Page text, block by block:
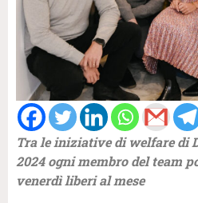
Tra le iniziative di welfare di
2024 ogni membro del team
venerdì liberi al mese